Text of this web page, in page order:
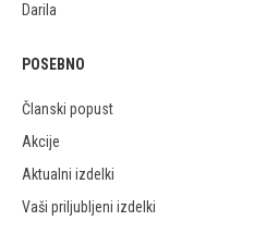
Darila
POSEBNO
Članski popust
Akcije
Aktualni izdelki
Vaši priljubljeni izdelki